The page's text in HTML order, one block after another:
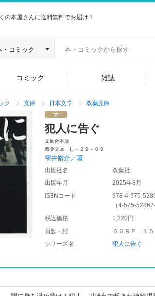
の本屋さんに送料無料でお届け！
コミック 雑誌
ク 文庫 日本文学 双葉文庫
犯人に告ぐ
文庫合本版
双葉文庫 し－２９－０９
雫井脩介／著
出版社名
双葉社
出版年月
2025年8月
ISBNコード
978-4-575-
（4-575-
税込価格
1,320円
頁数・縦
６６８Ｐ １５
シリーズ名
犯人に告ぐ